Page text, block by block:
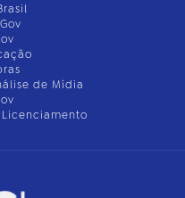
de Mídia